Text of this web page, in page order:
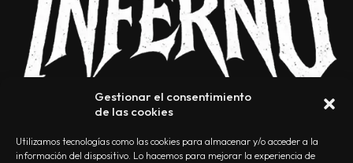
Gestionar el consentimiento
de las cookies
Utilizamos tecnologías como las cookies para almacenar y/o acceder a la
información del dispositivo. Lo hacemos para mejorar la experiencia de